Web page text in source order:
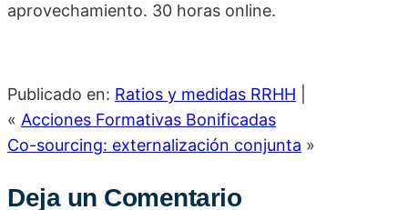
aprovechamiento. 30 horas online.
Publicado en: Ratios y medidas RRHH
« Acciones Formativas Bonificadas
Co-sourcing: externalización conjunta »
Deja un Comentario